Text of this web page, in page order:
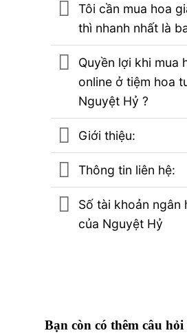
Tôi cần mua hoa
thì nhanh nhất là
Quyền lợi khi mua
online ở tiệm hoa
Nguyệt Hỷ ?
Giới thiệu:
Thông tin liên hệ:
Số tài khoản ngân
của Nguyệt Hỷ
Bạn còn có thêm câu